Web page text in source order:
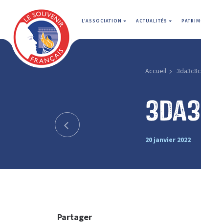
L'ASSOCIATION ACTUALITÉS
Accueil
20 janvier 2022
Partager